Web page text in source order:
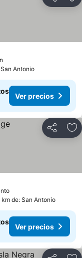
San Antonio
Ver precios
Compartir
Ver precios
de: San Antonio
Ver precios